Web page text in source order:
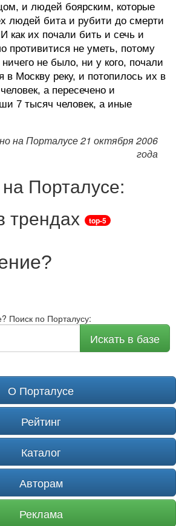
и людей боярским, которые
людей бита и рубити до смерти
как их почали бить и сечь и
противитися не уметь, потому
не было, ни у кого, почали
в Москву реку, и потопилось их в
а пересечено и
7 тысяч человек, а иные
на Порталусе 21 октября 2006
года
Порталусе:
трендах
top-5
?
Поиск по Порталусу:
Искать в базе
О Порталусе
Рейтинг
Каталог
Авторам
Реклама